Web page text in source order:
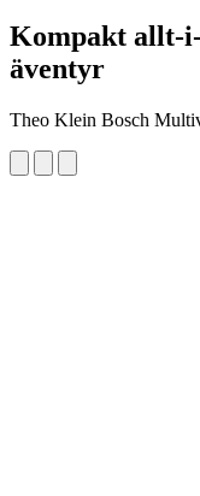
Kompakt allt-
äventyr
Theo Klein Bosch